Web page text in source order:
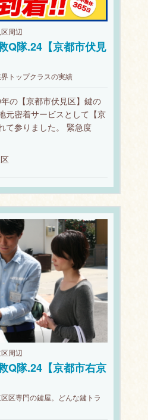
周辺
Q隊.24【京都市伏見
トップクラスの実績
の【京都市伏見区】鍵の
元密着サービスとして【京
て参りました。 緊急度
周辺
Q隊.24【京都市右京
区専門の鍵屋。どんな鍵トラ